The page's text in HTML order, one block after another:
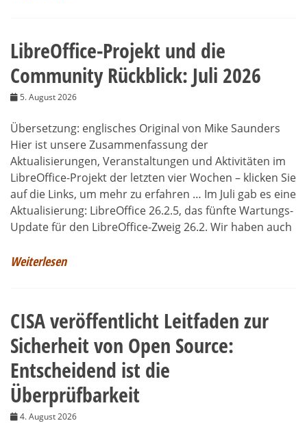
LibreOffice-Projekt und die
Community Rückblick: Juli 2026
5. August 2026
Übersetzung: englisches Original von Mike Saunders
Hier ist unsere Zusammenfassung der
Aktualisierungen, Veranstaltungen und Aktivitäten im
LibreOffice-Projekt der letzten vier Wochen – klicken Sie
auf die Links, um mehr zu erfahren … Im Juli gab es eine
Aktualisierung: LibreOffice 26.2.5, das fünfte Wartungs-
Update für den LibreOffice-Zweig 26.2. Wir haben auch
Weiterlesen
CISA veröffentlicht Leitfaden zur
Sicherheit von Open Source:
Entscheidend ist die
Überprüfbarkeit
4. August 2026